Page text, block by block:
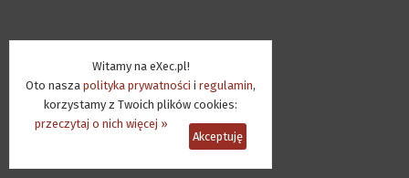
Witamy na eXec.pl!
Oto nasza polityka prywatności i regulamin,
korzystamy z Twoich plików cookies:
przeczytaj o nich więcej »
Akceptuję